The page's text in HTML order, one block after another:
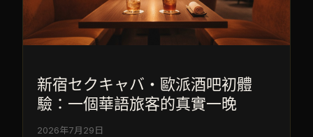
新宿セクキャバ・歐派酒吧初體
驗：一個華語旅客的真實一晚
2026年7月29日